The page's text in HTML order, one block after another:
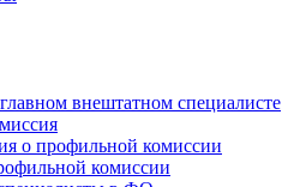
внештатном специалисте
о профильной комиссии
комиссии